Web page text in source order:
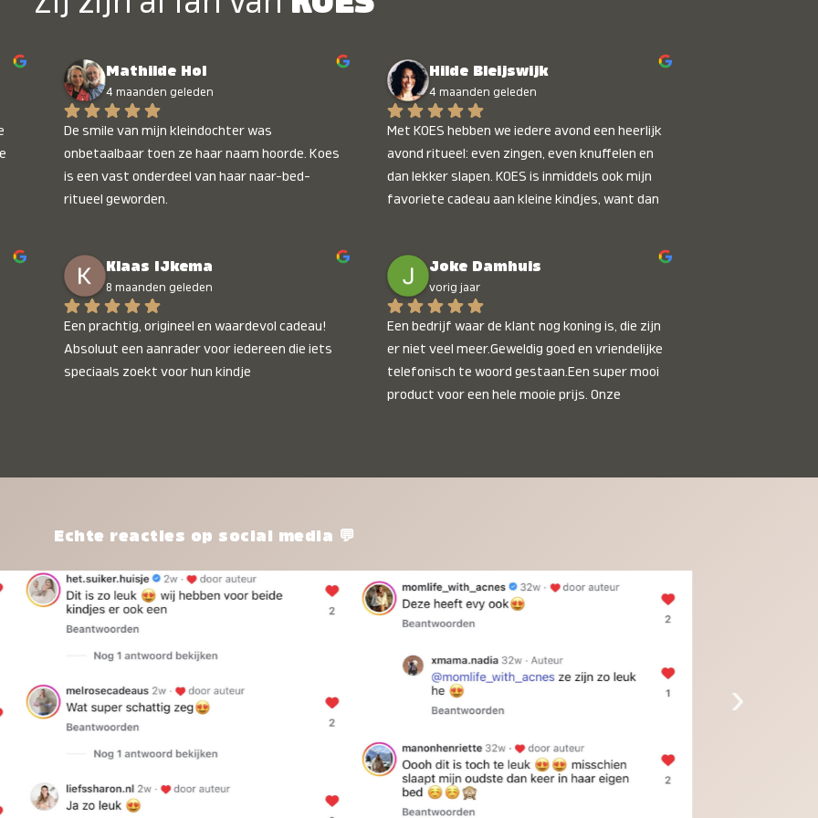
Mathilde Hol
4 maanden geleden
De smile van mijn kleindochter was
onbetaalbaar toen ze haar naam hoorde. Koes
is een vast onderdeel van haar naar-bed-
ritueel geworden.
Hilde Bleijswijk
4 maanden geleden
Met KOES hebben we iedere avond een heerlijk
avond ritueel: even zingen, even knuffelen en
dan lekker slapen. KOES is inmiddels ook mijn
favoriete cadeau aan kleine kindjes, want dan
onbetaalbaar :)
Klaas IJkema
8 maanden geleden
Een prachtig, origineel en waardevol cadeau!
Absoluut een aanrader voor iedereen die iets
speciaals zoekt voor hun kindje
Joke Damhuis
vorig jaar
Een bedrijf waar de klant nog koning is, die zijn
er niet veel meer.Geweldig goed en vriendelijke
telefonisch te woord gestaan.Een super mooi
product voor een hele mooie prijs. Onze
Echte reacties op social media 💬
›